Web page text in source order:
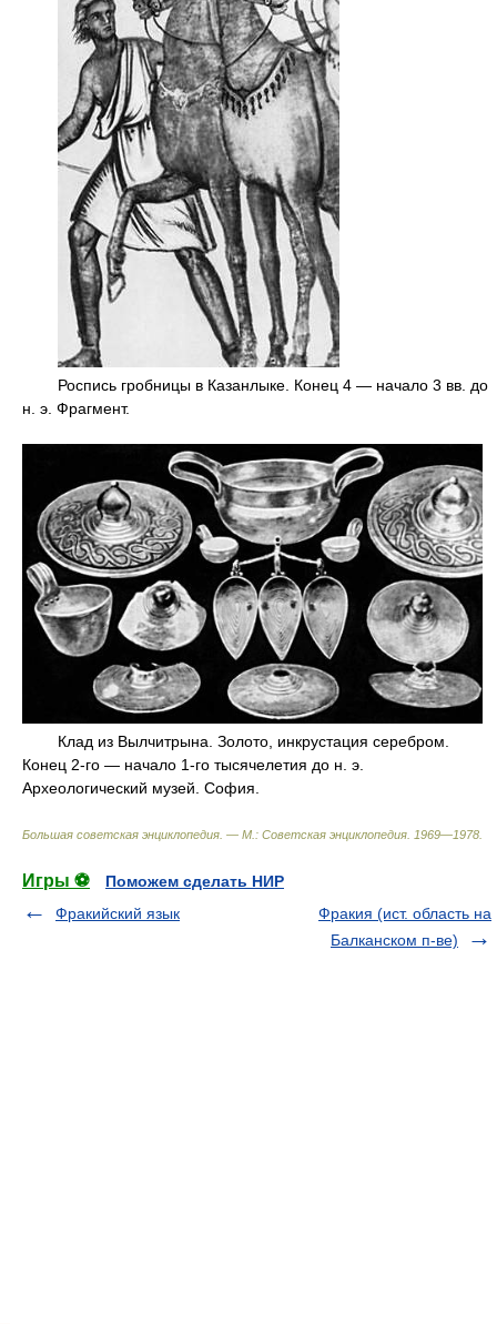
Роспись гробницы в Казанлыке. Конец 4 — начало 3 вв. до
н. э. Фрагмент.
Клад из Вылчитрына. Золото, инкрустация серебром.
Конец 2-го — начало 1-го тысячелетия до н. э.
Археологический музей. София.
Большая советская энциклопедия. — М.: Советская энциклопедия. 1969—1978.
Игры ⚽
Поможем сделать НИР
Фракийский язык
Фракия (ист. область на
Балканском п-ве)